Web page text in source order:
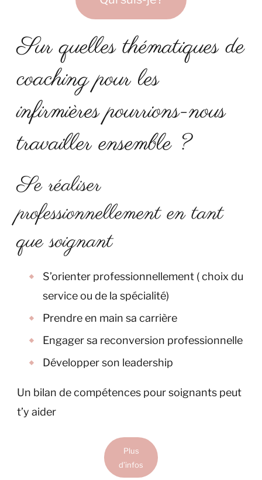
Sur quelles thématiques de
coaching pour les
infirmières pourrions-nous
travailler ensemble ?
Se réaliser
professionnellement en tant
que soignant
S’orienter professionnellement ( choix du
service ou de la spécialité)
Prendre en main sa carrière
Engager sa reconversion professionnelle
Développer son leadership
Un bilan de compétences pour soignants peut
t’y aider
Plus
d’infos